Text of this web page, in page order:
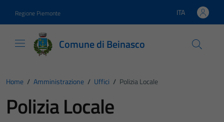
Regione Piemonte Lingua attiva:
ITA
Comune di Beinasco
Home / Amministrazione / Uffici / Polizia Locale
Polizia Locale